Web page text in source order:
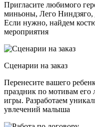
Пригласите любимого
миньоны, Лего Ниндзяго,
Если нужно, найдем
мероприятия
Сценарии на заказ
Перенесите вашего
праздник по мотивам
игры. Разработаем
увлечений малыша